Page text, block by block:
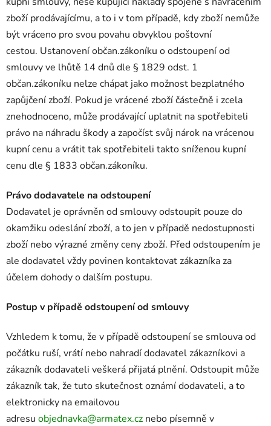
zboží prodávajícímu, a to i v tom případě, kdy zboží nemůže
být vráceno pro svou povahu obvyklou poštovní
cestou. Ustanovení občan.zákoníku o odstoupení od
smlouvy ve lhůtě 14 dnů dle § 1829 odst. 1
občan.zákoníku nelze chápat jako možnost bezplatného
zapůjčení zboží. Pokud je vrácené zboží částečně i zcela
znehodnoceno, může prodávající uplatnit na spotřebiteli
právo na náhradu škody a započíst svůj nárok na vrácenou
kupní cenu a vrátit tak spotřebiteli takto sníženou kupní
cenu dle § 1833 občan.zákoníku.
Právo dodavatele na odstoupení
Dodavatel je oprávněn od smlouvy odstoupit pouze do
okamžiku odeslání zboží, a to jen v případě nedostupnosti
zboží nebo výrazné změny ceny zboží. Před odstoupením je
ale dodavatel vždy povinen kontaktovat zákazníka za
účelem dohody o dalším postupu.
Postup v případě odstoupení od smlouvy
Vzhledem k tomu, že v případě odstoupení se smlouva od
počátku ruší, vrátí nebo nahradí dodavatel zákazníkovi a
zákazník dodavateli veškerá přijatá plnění. Odstoupit může
zákazník tak, že tuto skutečnost oznámí dodavateli, a to
elektronicky na emailovou
adresu objednavka@armatex.cz nebo písemně v